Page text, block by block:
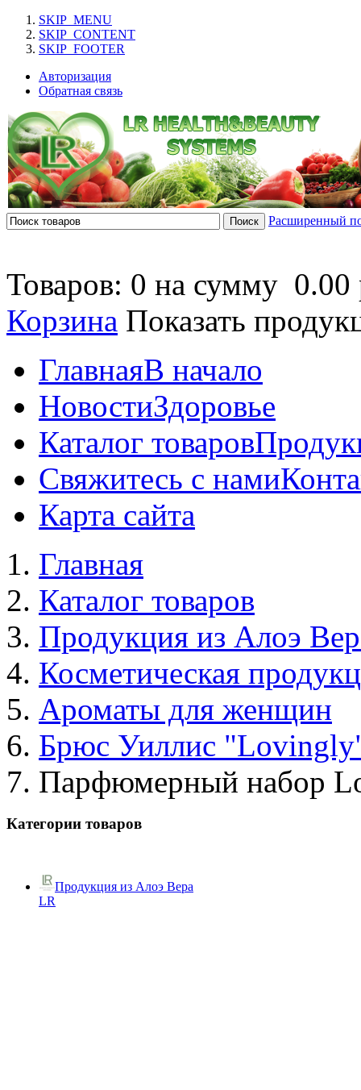
SKIP_MENU
SKIP_CONTENT
SKIP_FOOTER
Авторизация
Обратная связь
Расширенный
Товаров: 0 на сумму 0.00
Корзина Показать
ГлавнаяВ начало
НовостиЗдоровье
Каталог товаров
Свяжитесь с нами
Карта сайта
Главная
Каталог товаров
Продукция из Алоэ
Косметическая
Ароматы для женщин
Брюс Уиллис
Парфюмерный набор
Категории товаров
Продукция из Алоэ Вера
LR